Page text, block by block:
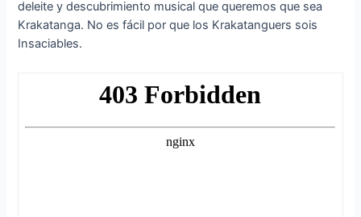
deleite y descubrimiento musical que queremos que sea
Krakatanga. No es fácil por que los Krakatanguers sois
Insaciables.